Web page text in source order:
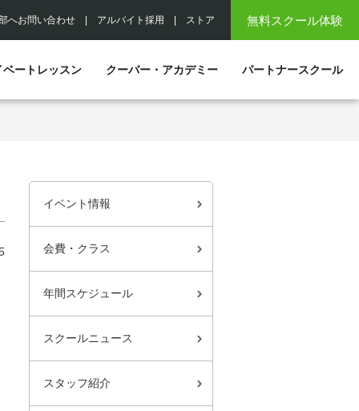
無料スクール体験
へお問い合わせ アルバイト採用 ストア
ベートレッスン クーバー・アカデミー パートナースクール
イベント情報
会費・クラス
年間スケジュール
スクールニュース
スタッフ紹介